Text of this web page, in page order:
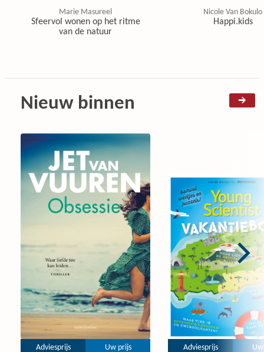
Marie Masureel
Sfeervol wonen op het ritme
van de natuur
Nicole Van Bokulo
Happi.kids
Nieuw binnen
Adviesprijs Uw prijs Adviesprijs